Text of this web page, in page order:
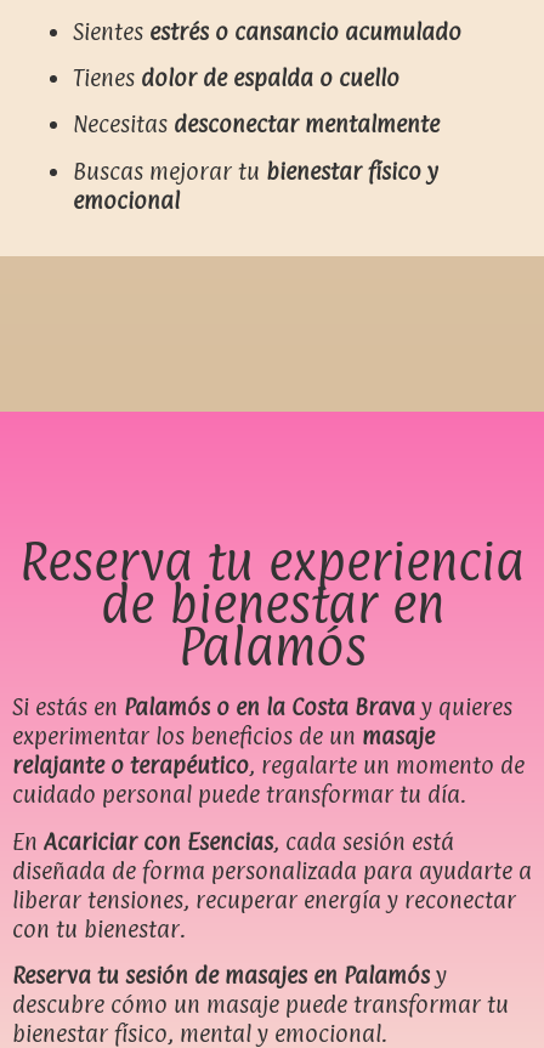
Sientes estrés o cansancio acumulado
Tienes dolor de espalda o cuello
Necesitas desconectar mentalmente
Buscas mejorar tu bienestar físico y
emocional
Reserva tu experiencia
de bienestar en
Palamós
Si estás en Palamós o en la Costa Brava y quieres
experimentar los beneficios de un masaje
relajante o terapéutico, regalarte un momento de
cuidado personal puede transformar tu día.
En Acariciar con Esencias, cada sesión está
diseñada de forma personalizada para ayudarte a
liberar tensiones, recuperar energía y reconectar
con tu bienestar.
Reserva tu sesión de masajes en Palamós y
descubre cómo un masaje puede transformar tu
bienestar físico, mental y emocional.